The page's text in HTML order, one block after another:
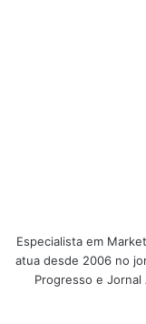
Especialista em
atua desde 2006 no
Progresso e